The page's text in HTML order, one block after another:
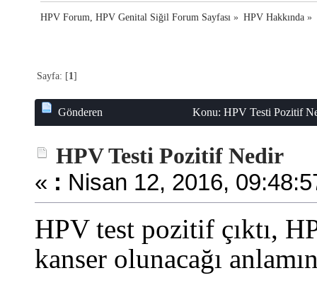
HPV Forum, HPV Genital Siğil Forum Sayfası » HPV Hakkında»
Sayfa: [1]
Gönderen Konu: HPV Testi Pozitif
HPV Testi Pozitif Nedir
« : Nisan 12, 2016,
HPV test pozitif çıktı,
kanser olunacağı